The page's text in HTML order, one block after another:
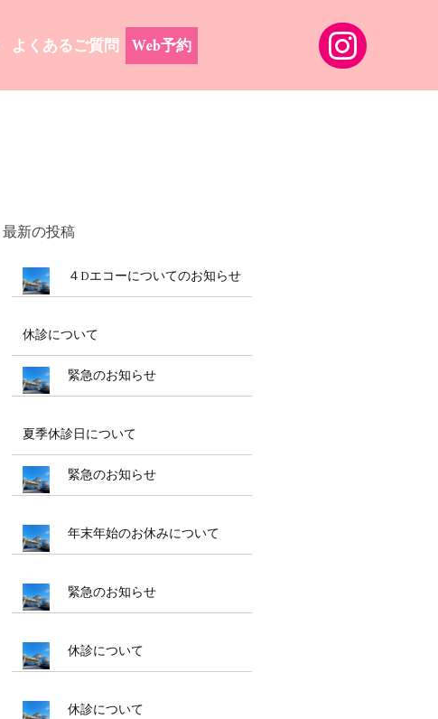
よくあるご質問 Web予約
最新の投稿
４Dエコーについてのお知らせ
休診について
緊急のお知らせ
夏季休診日について
緊急のお知らせ
年末年始のお休みについて
緊急のお知らせ
休診について
休診について